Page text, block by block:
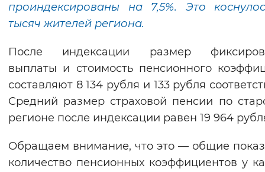
Монохромный Инверсивный
Изображения
Включены Выключены
Звуковой ассистент
Воспроизвести Остановить
проиндексированы на 7,5%. Это
тысяч жителей региона.
После индексации размер
выплаты и стоимость пенсионного
составляют 8 134 рубля и 133 рубля
Средний размер страховой пенсии по
регионе после индексации равен 19 964
Обращаем внимание, что это — общие
количество пенсионных коэффициентов у